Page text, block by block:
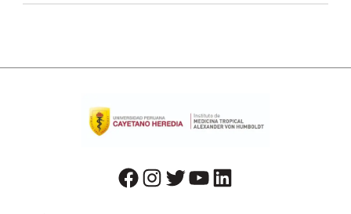
facebook instagram twitter youtube LinkedIn